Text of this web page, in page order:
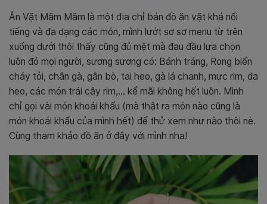
Ăn Vặt Măm Măm là một địa chỉ bán đồ ăn vặt khá nổi
tiếng và đa dạng các món, mình lướt sơ sơ menu từ trên
xuống dưới thôi thấy cũng đủ mệt mà đau đầu lựa chọn
luôn đó mọi người, sương sương có: Bánh tráng, Rong biển
cháy tỏi, chân gà, gân bò, tai heo, gà lá chanh, mực rim, da
heo, các món trái cây rim,… kể mãi không hết luôn. Mình
chỉ gọi vài món khoái khẩu (mà thật ra món nào cũng là
món khoái khẩu của mình hết) để thử xem như nào thôi nè.
Cùng tham khảo đồ ăn ở đây với mình nha!